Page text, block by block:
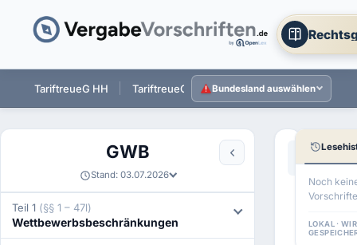
TariftreueG HH TariftreueG NI TariftreueG HE
Bundesland auswählen
GWB
Stand: 03.07.2026
Teil 1 (§§ 1 – 47l)
Wettbewerbsbeschränkungen
Aa
142
Noch
LOKAL ·